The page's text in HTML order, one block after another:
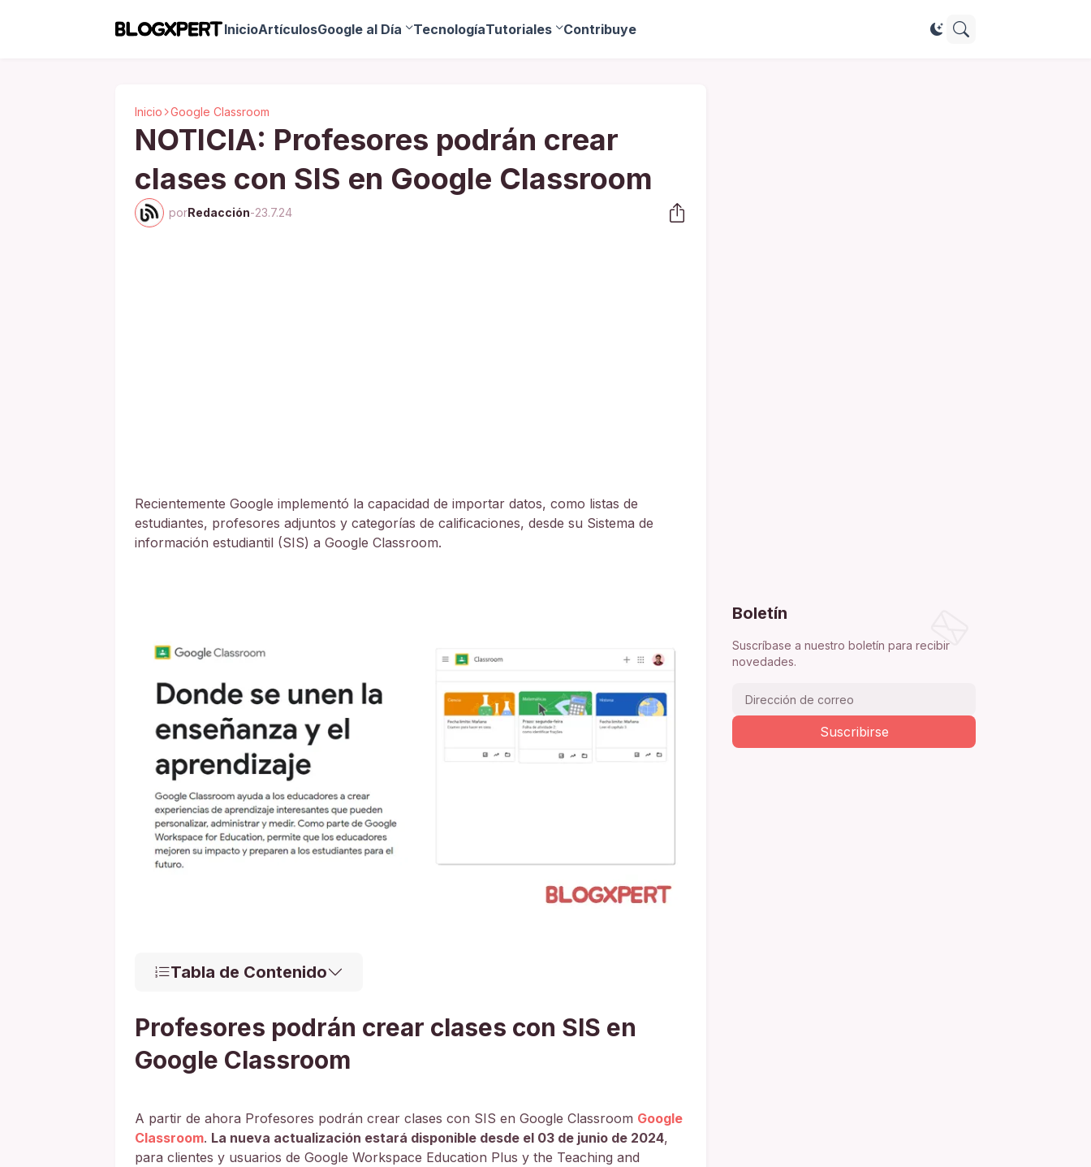
InicioArtículosGoogle al Día TecnologíaTutoriales Contribuye
Inicio Google Classroom
NOTICIA: Profesores podrán crear
clases con SIS en Google Classroom
porRedacción-23.7.24
Recientemente Google implementó la capacidad de importar datos, como listas de
estudiantes, profesores adjuntos y categorías de calificaciones, desde su Sistema de
información estudiantil (SIS) a Google Classroom.
Tabla de Contenido
Profesores podrán crear clases con SIS en
Google Classroom
A partir de ahora Profesores podrán crear clases con SIS en Google Classroom Google
Classroom. La nueva actualización estará disponible desde el 03 de junio de 2024,
para clientes y usuarios de Google Workspace Education Plus y the Teaching and
Boletín
Suscríbase a nuestro boletín para recibir
novedades.